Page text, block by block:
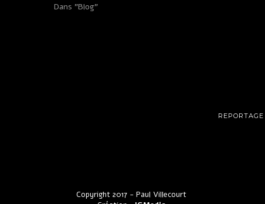
Dans "Blog"
Copyright 2017 - Paul Villecourt